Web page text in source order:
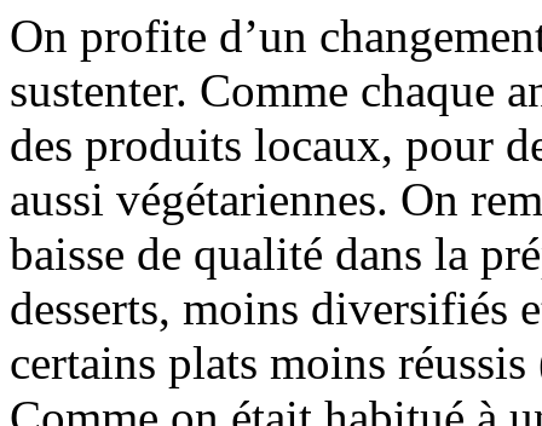
On profite d’un
sustenter. Comme chaque
des produits locaux, pour
aussi végétariennes. On
baisse de qualité dans la
desserts, moins diversifiés
certains plats moins